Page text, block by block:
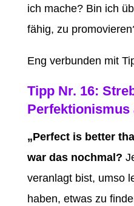
ich mache? Bin ich
fähig, zu
Eng verbunden mit
Tipp Nr. 16:
Perfektionismus
„Perfect is better
war das nochmal?
veranlagt bist, umso
haben, etwas zu